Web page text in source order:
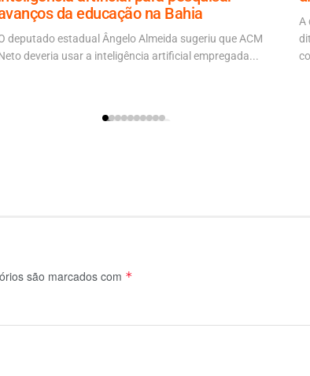
da educação na Bahia
deputado estadual Ângelo Almeida sugeriu que ACM
deveria usar a inteligência artificial empregada...
A
são marcados com *